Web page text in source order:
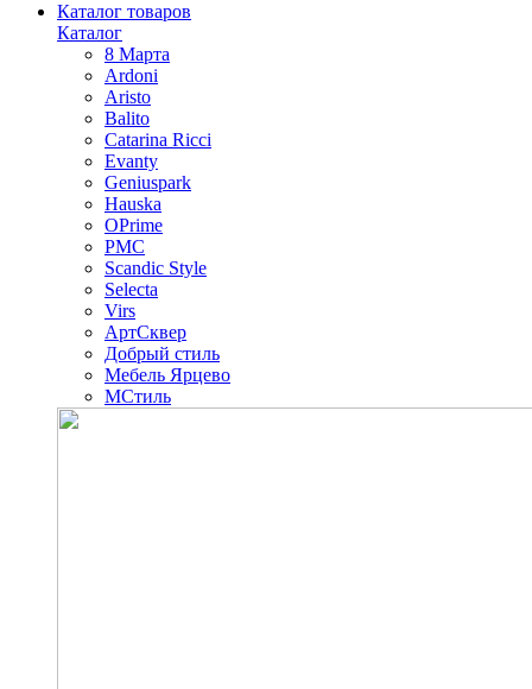
Каталог товаров
Каталог
8 Марта
Ardoni
Aristo
Balito
Catarina Ricci
Evanty
Geniuspark
Hauska
OPrime
PMC
Scandic Style
Selecta
Virs
АртСквер
Добрый стиль
Мебель Ярцево
МСтиль